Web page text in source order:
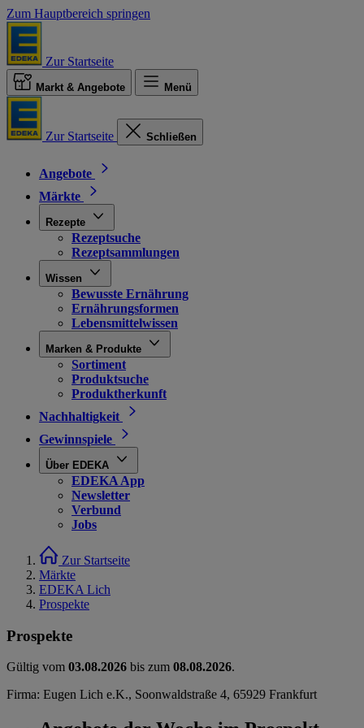
Zum Hauptbereich springen
Zur Startseite
Markt & Angebote Menü
Zur Startseite Schließen
Angebote
Märkte
Rezepte
Rezeptsuche
Rezeptsammlungen
Wissen
Bewusste Ernährung
Ernährungsformen
Lebensmittelwissen
Marken & Produkte
Sortiment
Produktsuche
Produktherkunft
Nachhaltigkeit
Gewinnspiele
Über EDEKA
EDEKA App
Newsletter
Verbund
Jobs
Zur Startseite
Märkte
EDEKA Lich
Prospekte
Prospekte
Gültig vom 03.08.2026 bis zum 08.08.2026.
Firma: Eugen Lich e.K., Soonwaldstraße 4, 65929 Frankfurt